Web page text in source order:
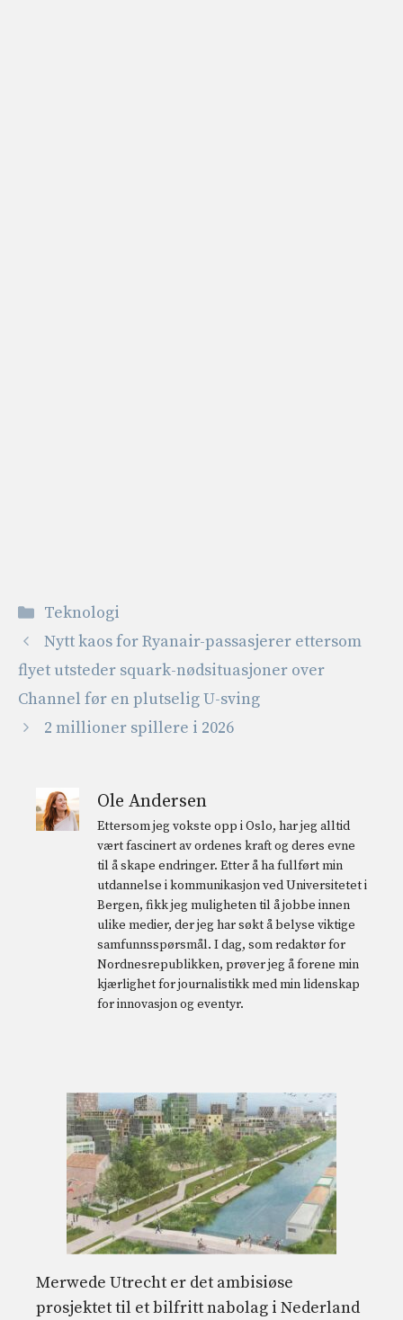
Kategorier
Teknologi
Nytt kaos for Ryanair-passasjerer ettersom
flyet utsteder squark-nødsituasjoner over
Channel før en plutselig U-sving
2 millioner spillere i 2026
Ole Andersen
Ettersom jeg vokste opp i Oslo, har jeg alltid
vært fascinert av ordenes kraft og deres evne
til å skape endringer. Etter å ha fullført min
utdannelse i kommunikasjon ved Universitetet i
Bergen, fikk jeg muligheten til å jobbe innen
ulike medier, der jeg har søkt å belyse viktige
samfunnsspørsmål. I dag, som redaktør for
Nordnesrepublikken, prøver jeg å forene min
kjærlighet for journalistikk med min lidenskap
for innovasjon og eventyr.
Merwede Utrecht er det ambisiøse
prosjektet til et bilfritt nabolag i Nederland